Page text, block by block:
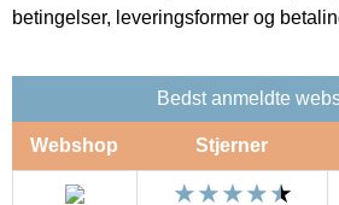
betingelser, leveringsformer og
Bedst anmeldte
Webshop Stjerner